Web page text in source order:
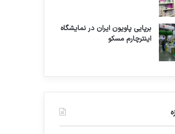
برپایی پاویون ایران در نمایشگاه
اینترچارم مسکو